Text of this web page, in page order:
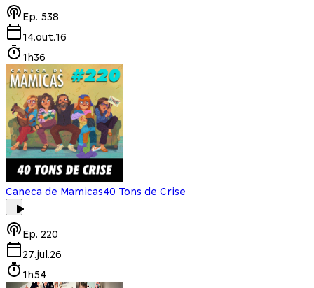
Ep. 538
14.out.16
1h36
Caneca de Mamicas40 Tons de Crise
Ep. 220
27.jul.26
1h54